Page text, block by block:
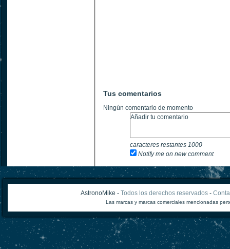
Tus comentarios
Ningún comentario de momento
caracteres restantes 1000
Notify me on new comment
AstronoMike - Todos los derechos reservados-
Las marcas y marcas comerciales mencionadas